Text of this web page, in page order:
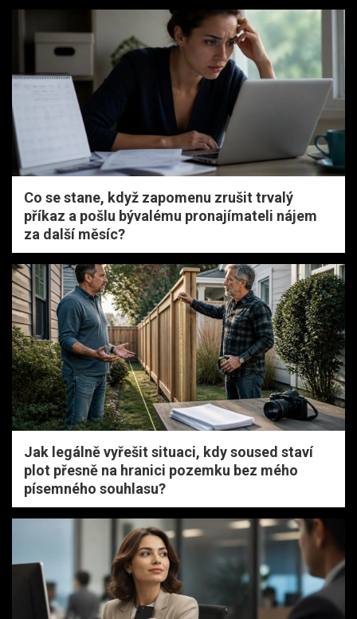
Co se stane, když zapomenu zrušit trvalý
příkaz a pošlu bývalému pronajímateli nájem
za další měsíc?
Jak legálně vyřešit situaci, kdy soused staví
plot přesně na hranici pozemku bez mého
písemného souhlasu?